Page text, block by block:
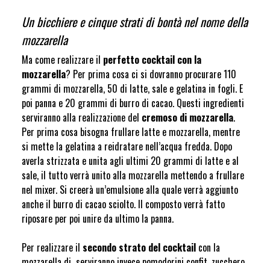
Un bicchiere e cinque strati di bontà nel nome della
mozzarella
Ma come realizzare il perfetto cocktail con la
mozzarella? Per prima cosa ci si dovranno procurare 110
grammi di mozzarella, 50 di latte, sale e gelatina in fogli. E
poi panna e 20 grammi di burro di cacao. Questi ingredienti
serviranno alla realizzazione del cremoso di mozzarella.
Per prima cosa bisogna frullare latte e mozzarella, mentre
si mette la gelatina a reidratare nell’acqua fredda. Dopo
averla strizzata e unita agli ultimi 20 grammi di latte e al
sale, il tutto verrà unito alla mozzarella mettendo a frullare
nel mixer. Si creerà un’emulsione alla quale verrà aggiunto
anche il burro di cacao sciolto. Il composto verrà fatto
riposare per poi unire da ultimo la panna.
Per realizzare il secondo strato del cocktail con la